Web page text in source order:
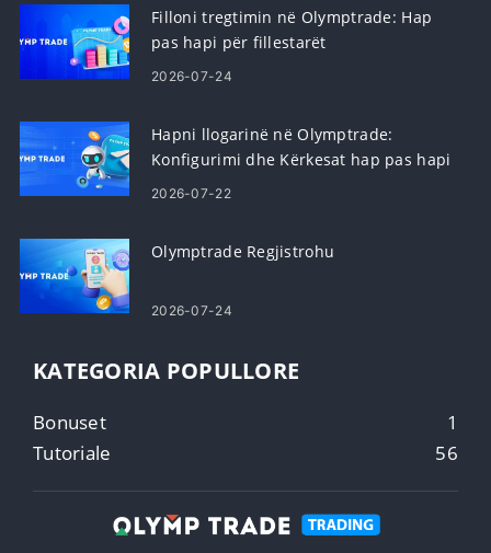
Filloni tregtimin në Olymptrade: Hap
pas hapi për fillestarët
2026-07-24
Hapni llogarinë në Olymptrade:
Konfigurimi dhe Kërkesat hap pas hapi
2026-07-22
Olymptrade Regjistrohu
2026-07-24
KATEGORIA POPULLORE
Bonuset
1
Tutoriale
56